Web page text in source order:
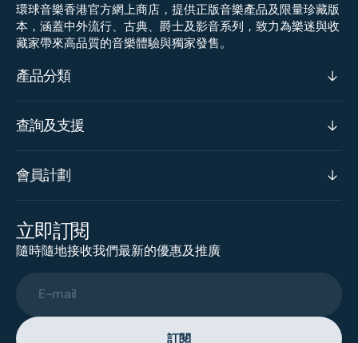
環球音樂香港官方網上商店，提供正版音樂產品及限量珍藏版
本，涵蓋中外流行、古典、爵士及影音系列，致力為樂迷與收
藏家帶來高品質的音樂體驗與獨家發售。
產品分類
查詢及支援
會員計劃
立即訂閱
隨時隨地接收我們最新的優惠及推廣
E-mail
訂閱